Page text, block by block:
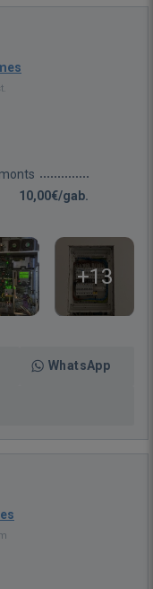
10,00€/gab.
+13
WhatsApp